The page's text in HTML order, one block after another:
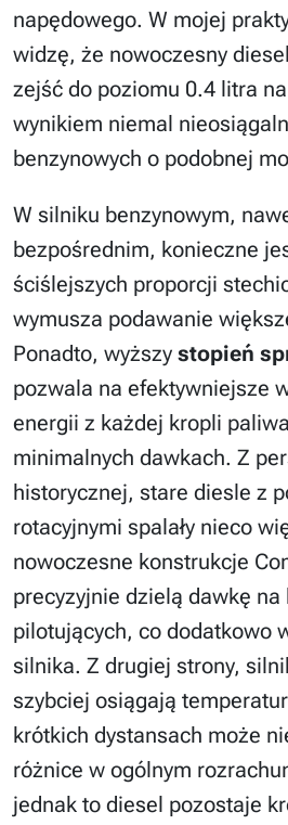
napędowego. W mojej
widzę, że nowoczesny
zejść do poziomu 0.4 litra
wynikiem niemal
benzynowych o podobnej
W silniku benzynowym,
bezpośrednim, konieczne
ściślejszych proporcji
wymusza podawanie
Ponadto, wyższy stopień
pozwala na efektywniejsze
energii z każdej kropli
minimalnych dawkach. Z
historycznej, stare diesle z
rotacyjnymi spalały nieco
nowoczesne konstrukcje
precyzyjnie dzielą dawkę
pilotujących, co dodatkowo
silnika. Z drugiej strony,
szybciej osiągają
krótkich dystansach może
różnice w ogólnym
jednak to diesel pozostaje